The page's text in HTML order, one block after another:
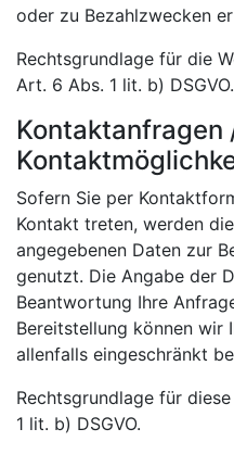
oder zu Bezahlzwecken
Rechtsgrundlage für die
Art. 6 Abs. 1 lit. b) DSGVO.
Kontaktanfragen
Sofern Sie per
Kontakt treten, werden
angegebenen Daten zur
genutzt. Die Angabe der
Beantwortung Ihre
Bereitstellung können wir
allenfalls eingeschränkt
Rechtsgrundlage für
1 lit. b) DSGVO.